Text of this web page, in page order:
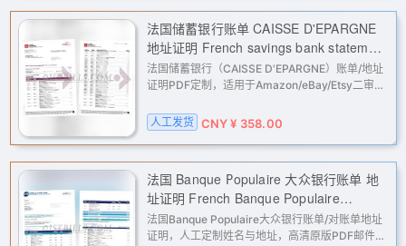
法国储蓄银行账单 CAISSE D'EPARGNE
地址证明 French savings bank statement
CAISSE D'EPARGNE Proof of address
法国储蓄银行（CAISSE D'EPARGNE）账单/地址
证明PDF定制，适用于Amazon/eBay/Etsy二审及
填写姓名与地址后邮件交付高清原版PDF。
人工发货 CNY ¥ 358.00
法国 Banque Populaire 大众银行账单 地
址证明 French Banque Populaire
(Popular Bank) statement, proof of
address
法国Banque Populaire大众银行账单/对账单地址
证明，人工定制姓名与地址，高清原版PDF邮件交